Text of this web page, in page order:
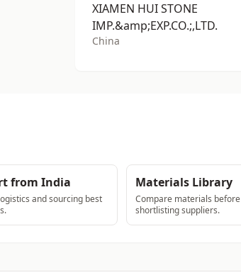
XIAMEN HUI STONE
IMP.&amp;EXP.CO.;,LTD.
China
from India
and sourcing best
Materials Library
Compare materials before
shortlisting suppliers.